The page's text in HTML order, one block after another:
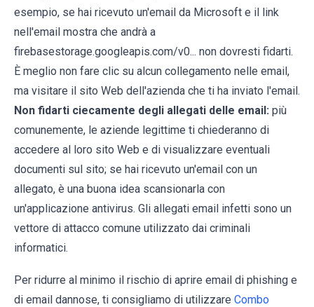
esempio, se hai ricevuto un'email da Microsoft e il link
nell'email mostra che andrà a
firebasestorage.googleapis.com/v0... non dovresti fidarti.
È meglio non fare clic su alcun collegamento nelle email,
ma visitare il sito Web dell'azienda che ti ha inviato l'email.
Non fidarti ciecamente degli allegati delle email: più
comunemente, le aziende legittime ti chiederanno di
accedere al loro sito Web e di visualizzare eventuali
documenti sul sito; se hai ricevuto un'email con un
allegato, è una buona idea scansionarla con
un'applicazione antivirus. Gli allegati email infetti sono un
vettore di attacco comune utilizzato dai criminali
informatici.
Per ridurre al minimo il rischio di aprire email di phishing e
di email dannose, ti consigliamo di utilizzare Combo